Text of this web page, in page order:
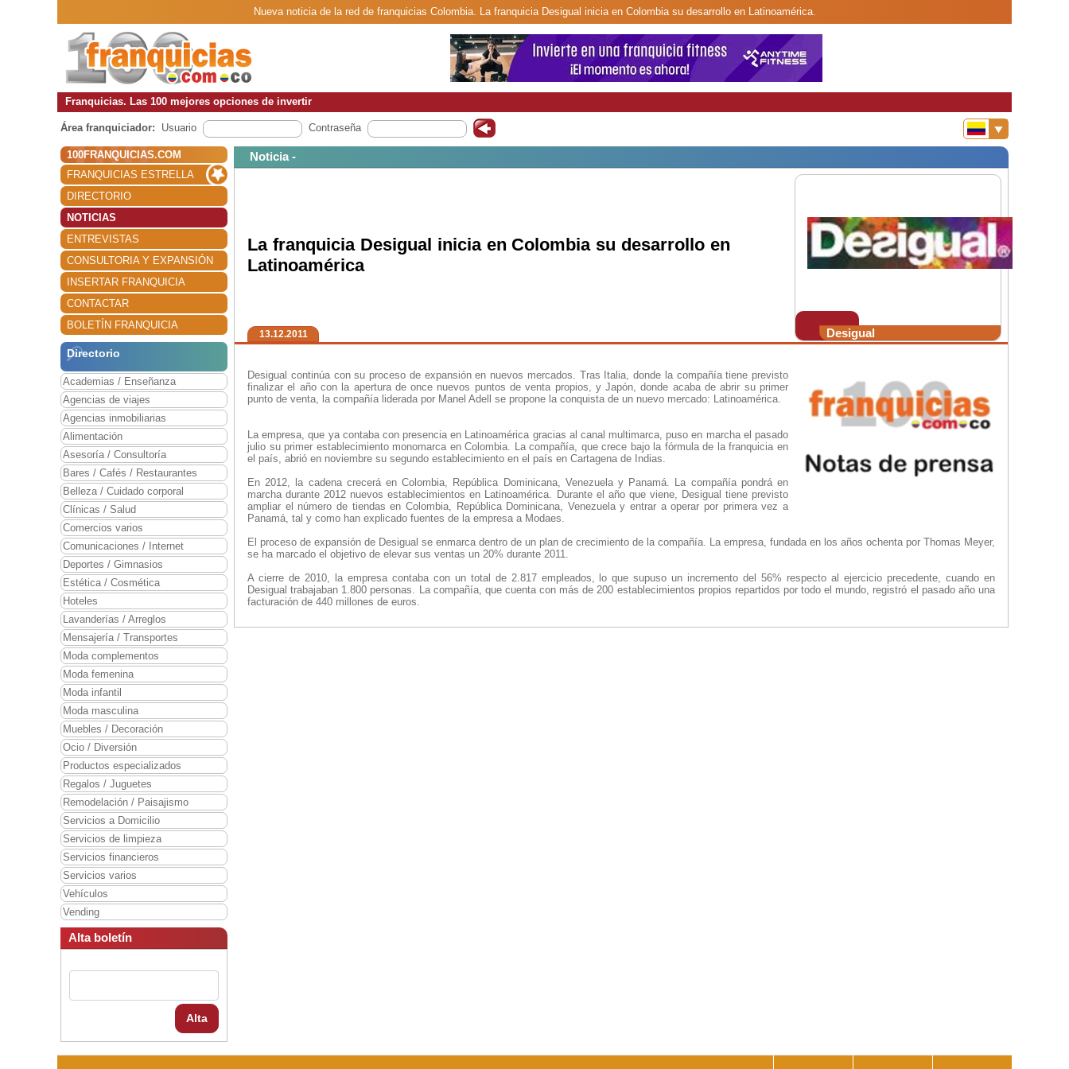
Nueva noticia de la red de franquicias Colombia. La franquicia Desigual inicia en Colombia su desarrollo en Latinoamérica.
Franquicias. Las 100 mejores opciones de invertir
Área franquiciador: Usuario Contraseña
100FRANQUICIAS.COM
FRANQUICIAS ESTRELLA
DIRECTORIO
NOTICIAS
ENTREVISTAS
CONSULTORIA Y EXPANSIÓN
INSERTAR FRANQUICIA
CONTACTAR
BOLETÍN FRANQUICIA
Directorio
Academias / Enseñanza
Agencias de viajes
Agencias inmobiliarias
Alimentación
Asesoría / Consultoría
Bares / Cafés / Restaurantes
Belleza / Cuidado corporal
Clínicas / Salud
Comercios varios
Comunicaciones / Internet
Deportes / Gimnasios
Estética / Cosmética
Hoteles
Lavanderías / Arreglos
Mensajería / Transportes
Moda complementos
Moda femenina
Moda infantil
Moda masculina
Muebles / Decoración
Ocio / Diversión
Productos especializados
Regalos / Juguetes
Remodelación / Paisajismo
Servicios a Domicilio
Servicios de limpieza
Servicios financieros
Servicios varios
Vehículos
Vending
Alta boletín
Alta
Noticia -
Desigual
La franquicia Desigual inicia en Colombia su desarrollo en
Latinoamérica
13.12.2011
Desigual continúa con su proceso de expansión en nuevos mercados. Tras Italia, donde la compañía tiene previsto
finalizar el año con la apertura de once nuevos puntos de venta propios, y Japón, donde acaba de abrir su primer
punto de venta, la compañía liderada por Manel Adell se propone la conquista de un nuevo mercado: Latinoamérica.
La empresa, que ya contaba con presencia en Latinoamérica gracias al canal multimarca, puso en marcha el pasado
julio su primer establecimiento monomarca en Colombia. La compañía, que crece bajo la fórmula de la franquicia en
el país, abrió en noviembre su segundo establecimiento en el país en Cartagena de Indias.
En 2012, la cadena crecerá en Colombia, República Dominicana, Venezuela y Panamá. La compañía pondrá en
marcha durante 2012 nuevos establecimientos en Latinoamérica. Durante el año que viene, Desigual tiene previsto
ampliar el número de tiendas en Colombia, República Dominicana, Venezuela y entrar a operar por primera vez a
Panamá, tal y como han explicado fuentes de la empresa a Modaes.
El proceso de expansión de Desigual se enmarca dentro de un plan de crecimiento de la compañía. La empresa, fundada en los años ochenta por Thomas Meyer,
se ha marcado el objetivo de elevar sus ventas un 20% durante 2011.
A cierre de 2010, la empresa contaba con un total de 2.817 empleados, lo que supuso un incremento del 56% respecto al ejercicio precedente, cuando en
Desigual trabajaban 1.800 personas. La compañía, que cuenta con más de 200 establecimientos propios repartidos por todo el mundo, registró el pasado año una
facturación de 440 millones de euros.